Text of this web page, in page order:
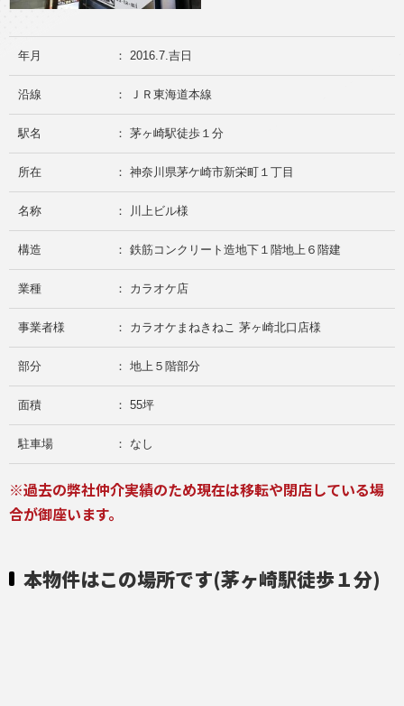
年月 ： 2016.7.吉日
沿線 ： ＪＲ東海道本線
駅名 ： 茅ヶ崎駅徒歩１分
所在 ： 神奈川県茅ケ崎市新栄町１丁目
名称 ： 川上ビル様
構造 ： 鉄筋コンクリート造地下１階地上６階建
業種 ： カラオケ店
事業者様 ： カラオケまねきねこ 茅ヶ崎北口店様
部分 ： 地上５階部分
面積 ： 55坪
駐車場 ： なし
※過去の弊社仲介実績のため現在は移転や閉店している場
合が御座います。
本物件はこの場所です(茅ヶ崎駅徒歩１分)